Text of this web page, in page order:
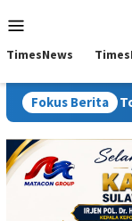
ke
Mobile
TimesNews
Fokus Berita
Merupakan